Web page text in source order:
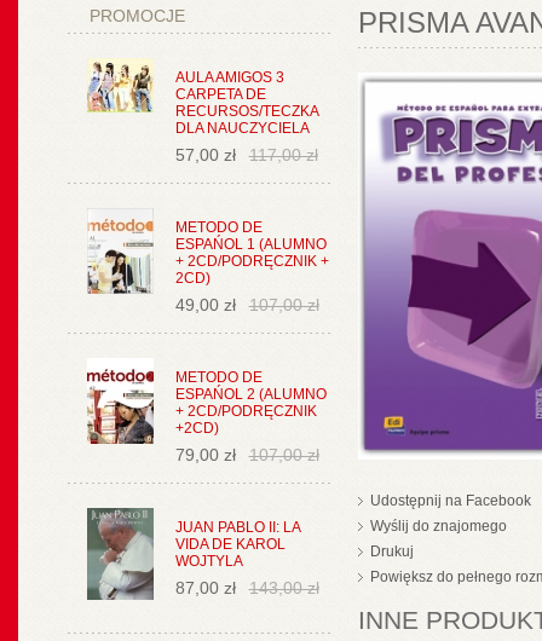
PROMOCJE
AULA AMIGOS 3
CARPETA DE
RECURSOS/TECZKA
DLA NAUCZYCIELA
57,00 zł 117,00 zł
METODO DE
ESPAŃOL 1 (ALUMNO
+ 2CD/PODRĘCZNIK +
2CD)
49,00 zł 107,00 zł
METODO DE
ESPAŃOL 2 (ALUMNO
+ 2CD/PODRĘCZNIK
+2CD)
79,00 zł 107,00 zł
JUAN PABLO II: LA
VIDA DE KAROL
WOJTYLA
87,00 zł 143,00 zł
PRISMA
Udostępnij na Facebook
Wyślij do znajomego
Drukuj
Powiększ do pełnego
INNE